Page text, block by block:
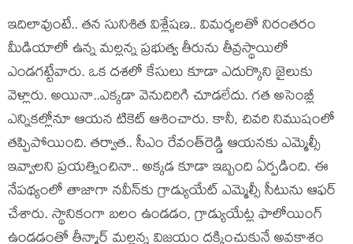
ఇదిలావుంటే.. త‌న సునిశిత విశ్లేష‌ణ‌.. విమ‌ర్శ‌ల‌తో నిరంత‌రం
మీడియాలో ఉన్న మ‌ల్ల‌న్న ప్ర‌భుత్వ తీరును తీవ్ర‌స్థాయిలో
ఎండ‌గ‌ట్టేవారు. ఒక ద‌శ‌లో కేసులు కూడా ఎదుర్కొని జైలుకు
వెళ్లారు. అయినా..ఎక్క‌డా వెనుదిరిగి చూడ‌లేదు. గ‌త అసెంబ్లీ
ఎన్నిక‌ల్లోనూ ఆయ‌న టికెట్ ఆశించారు. కానీ, చివ‌రి నిముషంలో
త‌ప్పిపోయింది. త‌ర్వాత‌.. సీఎం రేవంత్‌రెడ్డి ఆయ‌న‌కు ఎమ్మెల్సీ
ఇవ్వాల‌ని ప్ర‌య‌త్నించినా.. అక్క‌డ కూడా ఇబ్బంది ఏర్ప‌డింది. ఈ
నేప‌థ్యంలో తాజాగా న‌వీన్‌కు గ్రాడ్యుయేట్ ఎమ్మెల్సీ సీటును ఆఫ‌ర్
చేశారు. స్థానికంగా బ‌లం ఉండ‌డం, గ్రాడ్యుయేట్ల ఫాలోయింగ్